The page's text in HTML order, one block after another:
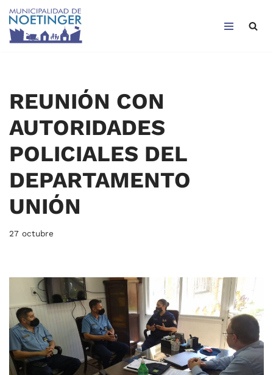
Saltar
REUNIÓN CON
AUTORIDADES
POLICIALES DEL
DEPARTAMENTO
UNIÓN
27 octubre